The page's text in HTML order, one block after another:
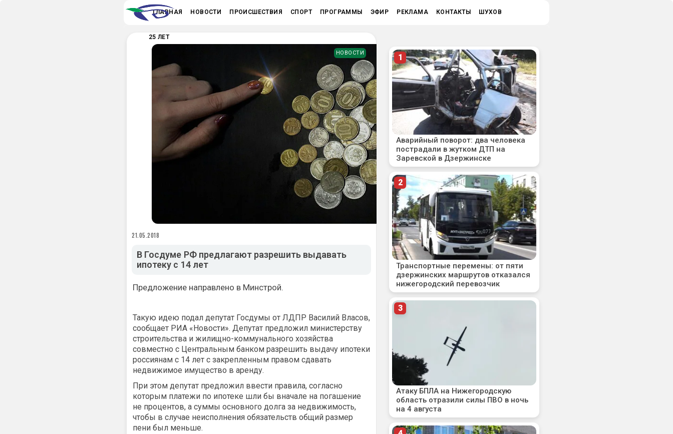
ГЛАВНАЯ НОВОСТИ ПРОИСШЕСТВИЯ СПОРТ ПРОГРАММЫ ЭФИР РЕКЛАМА КОНТАКТЫ ШУХОВ
25 ЛЕТ
НОВОСТИ
21.05.2018
В Госдуме РФ предлагают разрешить выдавать
ипотеку с 14 лет
Предложение направлено в Минстрой.
Такую идею подал депутат Госдумы от ЛДПР Василий Власов,
сообщает РИА «Новости». Депутат предложил министерству
строительства и жилищно-коммунального хозяйства
совместно с Центральным банком разрешить выдачу ипотеки
россиянам с 14 лет с закрепленным правом сдавать
недвижимое имущество в аренду.
При этом депутат предложил ввести правила, согласно
которым платежи по ипотеке шли бы вначале на погашение
не процентов, а суммы основного долга за недвижимость,
чтобы в случае неисполнения обязательств общий размер
пени был меньше.